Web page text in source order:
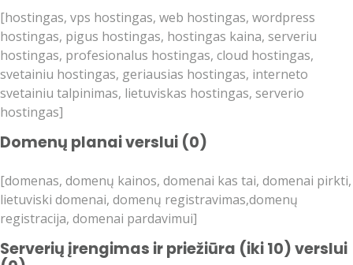
[hostingas, vps hostingas, web hostingas, wordpress
hostingas, pigus hostingas, hostingas kaina, serveriu
hostingas, profesionalus hostingas, cloud hostingas,
svetainiu hostingas, geriausias hostingas, interneto
svetainiu talpinimas, lietuviskas hostingas, serverio
hostingas]
Domenų planai verslui (0)
[domenas, domenų kainos, domenai kas tai, domenai pirkti,
lietuviski domenai, domenų registravimas,domenų
registracija, domenai pardavimui]
Serverių įrengimas ir priežiūra (iki 10) verslui